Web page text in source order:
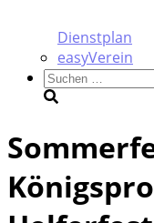
Dienstplan
easyVerein
Suchen
nach: